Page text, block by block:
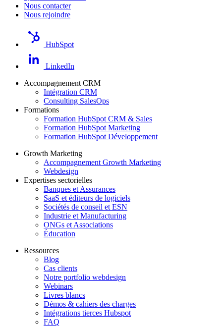
Nous contacter
Nous rejoindre
HubSpot
LinkedIn
Accompagnement CRM
Intégration CRM
Consulting SalesOps
Formations
Formation HubSpot CRM & Sales
Formation HubSpot Marketing
Formation HubSpot Développement
Growth Marketing
Accompagnement Growth Marketing
Webdesign
Expertises sectorielles
Banques et Assurances
SaaS et éditeurs de logiciels
Sociétés de conseil et ESN
Industrie et Manufacturing
ONGs et Associations
Éducation
Ressources
Blog
Cas clients
Notre portfolio webdesign
Webinars
Livres blancs
Démos & cahiers des charges
Intégrations tierces Hubspot
FAQ